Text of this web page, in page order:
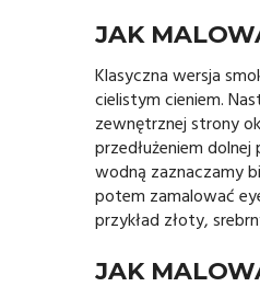
JAK
Klasyczna wersja
cielistym cieniem.
zewnętrznej strony
przedłużeniem
wodną zaznaczamy
potem zamalować
przykład złoty,
JAK